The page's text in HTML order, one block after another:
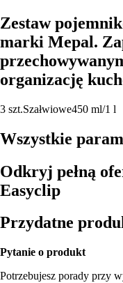
Zestaw
marki Mepal.
organizację
3 szt.Szałwiowe450 ml/1 l
Wszystkie
Odkryj pełną
Easyclip
Przydatne
Pytanie o produkt
Potrzebujesz porady przy